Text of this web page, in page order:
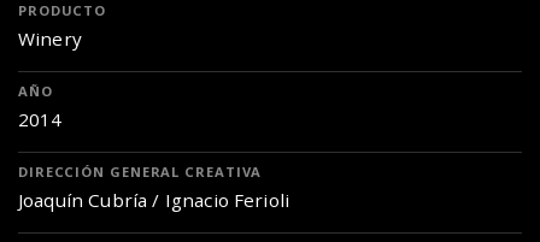
PRODUCTO
Winery
AÑO
2014
DIRECCIÓN GENERAL CREATIVA
Joaquín Cubría / Ignacio Ferioli